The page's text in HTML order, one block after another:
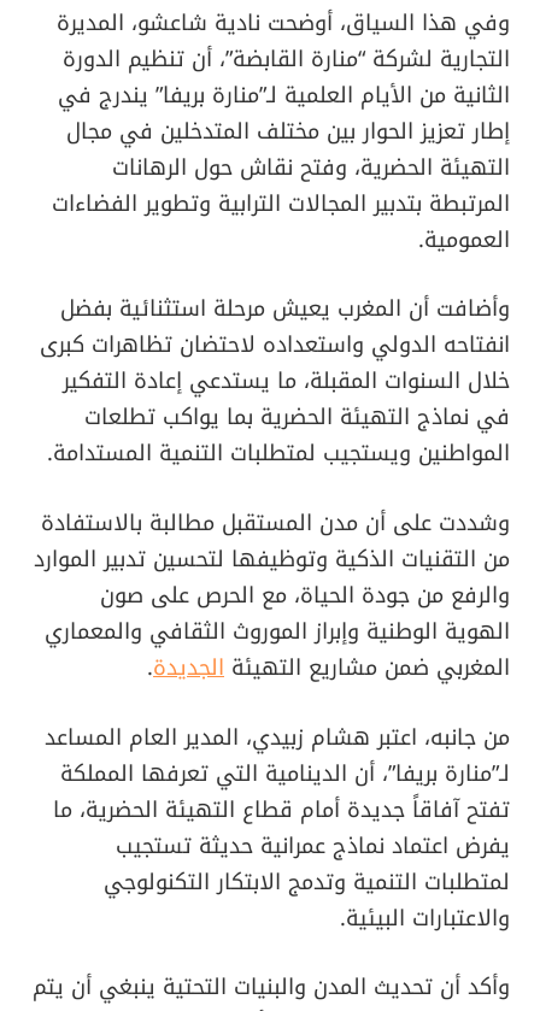
وفي هذا السياق، أوضحت نادية شاعشو، المديرة
التجارية لشركة “منارة القابضة”، أن تنظيم الدورة
الثانية من الأيام العلمية لـ”منارة بريفا” يندرج في
إطار تعزيز الحوار بين مختلف المتدخلين في مجال
التهيئة الحضرية، وفتح نقاش حول الرهانات
المرتبطة بتدبير المجالات الترابية وتطوير الفضاءات
العمومية.
وأضافت أن المغرب يعيش مرحلة استثنائية بفضل
انفتاحه الدولي واستعداده لاحتضان تظاهرات كبرى
خلال السنوات المقبلة، ما يستدعي إعادة التفكير
في نماذج التهيئة الحضرية بما يواكب تطلعات
المواطنين ويستجيب لمتطلبات التنمية المستدامة.
وشددت على أن مدن المستقبل مطالبة بالاستفادة
من التقنيات الذكية وتوظيفها لتحسين تدبير الموارد
والرفع من جودة الحياة، مع الحرص على صون
الهوية الوطنية وإبراز الموروث الثقافي والمعماري
المغربي ضمن مشاريع التهيئة الجديدة.
من جانبه، اعتبر هشام زبيدي، المدير العام المساعد
لـ”منارة بريفا”، أن الدينامية التي تعرفها المملكة
تفتح آفاقاً جديدة أمام قطاع التهيئة الحضرية، ما
يفرض اعتماد نماذج عمرانية حديثة تستجيب
لمتطلبات التنمية وتدمج الابتكار التكنولوجي
والاعتبارات البيئية.
وأكد أن تحديث المدن والبنيات التحتية ينبغي أن يتم